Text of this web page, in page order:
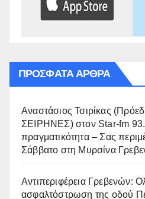
ΠΡΌΣΦΑΤΑ ΆΡΘΡΑ
Αναστάσιος Τσιρίκας
ΣΕΙΡΗΝΕΣ) στον Star-fm
πραγματικότητα – Σας
Σάββατο στη Μυρσίνα
Αντιπεριφέρεια Γρεβενών:
ασφαλτόστρωση της οδού